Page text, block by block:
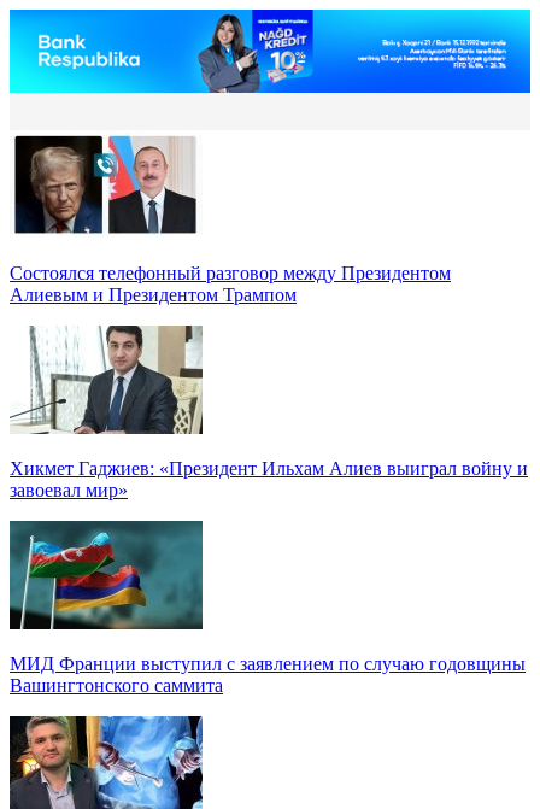
Состоялся телефонный разговор между Президентом
Алиевым и Президентом Трампом
Хикмет Гаджиев: «Президент Ильхам Алиев выиграл войну и
завоевал мир»
МИД Франции выступил с заявлением по случаю годовщины
Вашингтонского саммита